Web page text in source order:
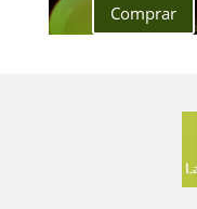
Comprar